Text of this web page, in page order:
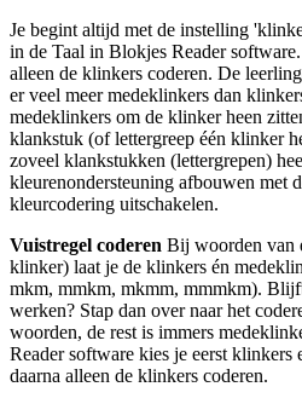
Je begint altijd met de instelling
in de Taal in Blokjes Reader
alleen de klinkers coderen. De
er veel meer medeklinkers dan
medeklinkers om de klinker heen
klankstuk (of lettergreep één klinker
zoveel klankstukken (lettergrepen)
kleurenondersteuning afbouwen met
kleurcodering uitschakelen.
Vuistregel coderen Bij woorden van
klinker) laat je de klinkers én
mkm, mmkm, mkmm, mmmkm).
werken? Stap dan over naar het
woorden, de rest is immers
Reader software kies je eerst klinkers
daarna alleen de klinkers coderen.